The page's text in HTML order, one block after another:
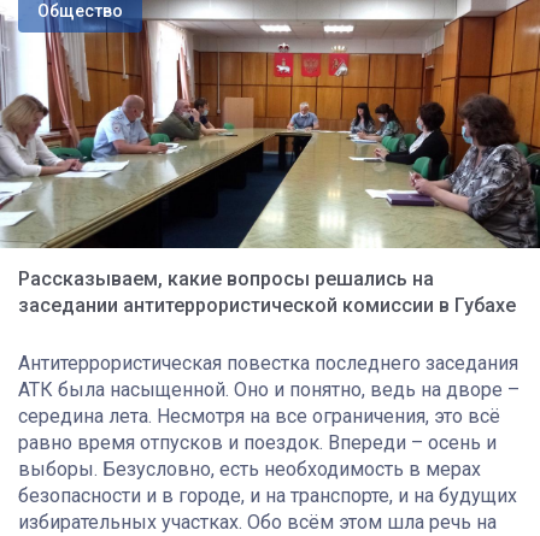
Общество
Рассказываем, какие вопросы решались на
заседании антитеррористической комиссии в Губахе
Антитеррористическая повестка последнего заседания
АТК была насыщенной. Оно и понятно, ведь на дворе –
середина лета. Несмотря на все ограничения, это всё
равно время отпусков и поездок. Впереди – осень и
выборы. Безусловно, есть необходимость в мерах
безопасности и в городе, и на транспорте, и на будущих
избирательных участках. Обо всём этом шла речь на